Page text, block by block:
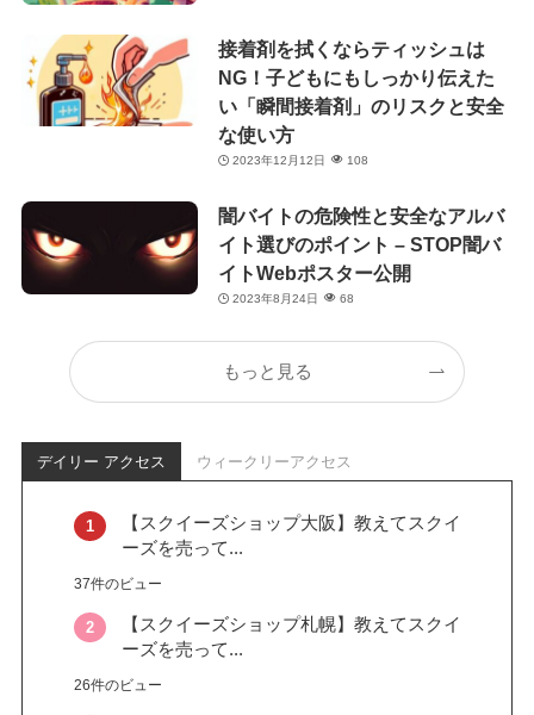
接着剤を拭くならティッシュは
NG！子どもにもしっかり伝えた
い「瞬間接着剤」のリスクと安全
な使い方
2023年12月12日 108
闇バイトの危険性と安全なアルバ
イト選びのポイント – STOP闇バ
イトWebポスター公開
2023年8月24日 68
もっと見る
デイリー アクセス ウィークリーアクセス
【スクイーズショップ大阪】教えてスクイ
ーズを売って...
37件のビュー
【スクイーズショップ札幌】教えてスクイ
ーズを売って...
26件のビュー